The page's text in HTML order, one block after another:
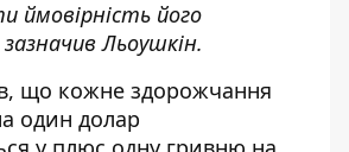
ймовірність його
Льоушкін.
що кожне здорожчання
один долар